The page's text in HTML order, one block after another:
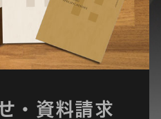
・資料請求